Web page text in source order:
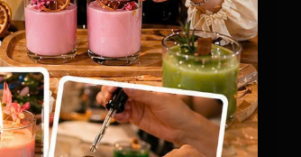
còn tạo ra một dòng chảy
và đón nhận sự giúp đỡ, hãy
Hương Thảo (Rosemary) hay
cực, làm dịu tâm trí, nâng
sự bình yên và đón nhận. Khi
những người dẫn dắt có